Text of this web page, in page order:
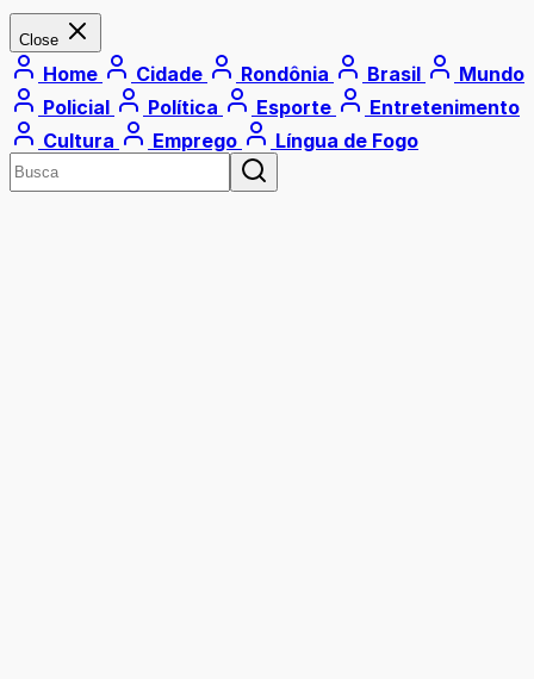
Close
Home Cidade Rondônia Brasil
Mundo
Policial
Política Esporte
Entretenimento
Cultura
Emprego Língua de Fogo